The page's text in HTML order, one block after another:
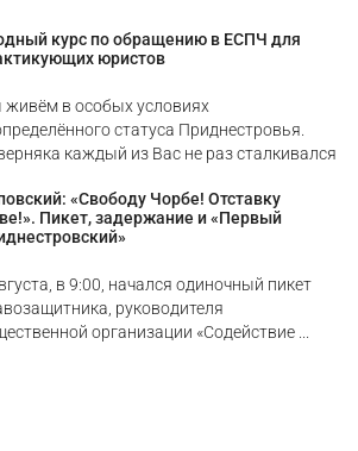
курс по обращению в ЕСПЧ для
юристов
в особых условиях
статуса Приднестровья.
каждый из Вас не раз сталкивался
«Свободу Чорбе! Отставку
Пикет, задержание и «Первый
в 9:00, начался одиночный пикет
руководителя
организации «Содействие ...